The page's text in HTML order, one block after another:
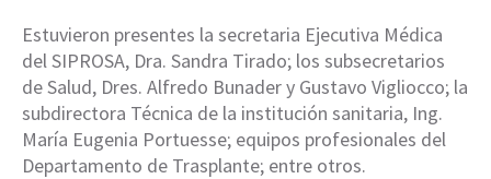
Estuvieron presentes la secretaria Ejecutiva Médica
del SIPROSA, Dra. Sandra Tirado; los subsecretarios
de Salud, Dres. Alfredo Bunader y Gustavo Vigliocco; la
subdirectora Técnica de la institución sanitaria, Ing.
María Eugenia Portuesse; equipos profesionales del
Departamento de Trasplante; entre otros.